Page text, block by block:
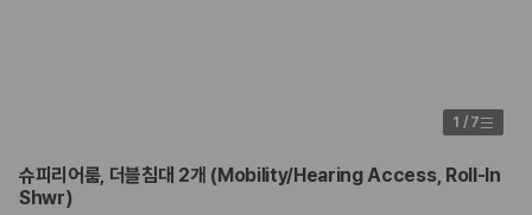
1 / 7
슈피리어룸, 더블침대 2개 (Mobility/Hearing Access, Roll-In
Shwr)